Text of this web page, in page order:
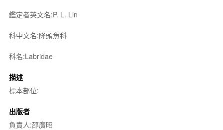
鑑定者英文名:P. L. Lin
科中文名:隆頭魚科
科名:Labridae
描述
標本部位:
出版者
負責人:邵廣昭